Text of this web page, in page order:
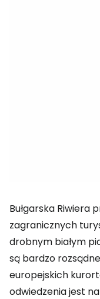
Bułgarska Riwiera
zagranicznych
drobnym białym
są bardzo
europejskich
odwiedzenia jest